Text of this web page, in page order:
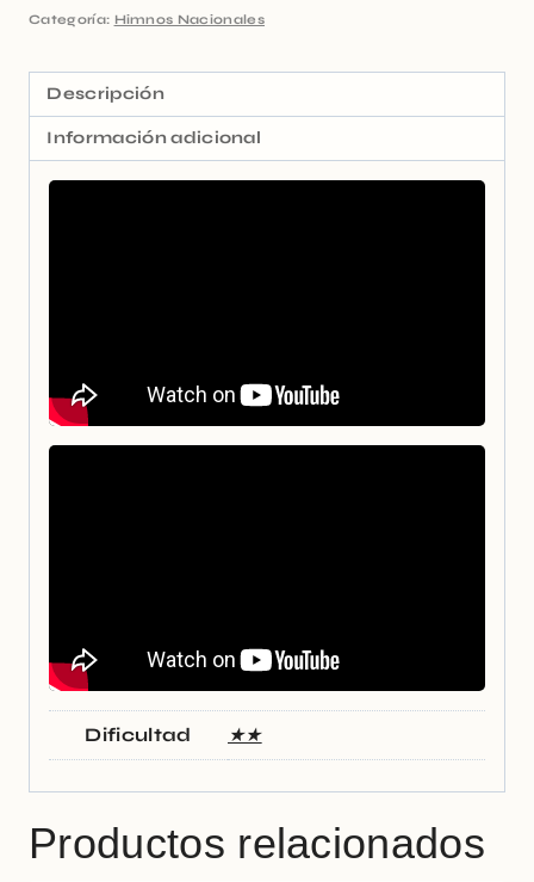
Categoría: Himnos Nacionales
Descripción
Información adicional
Dificultad ★★
Productos relacionados